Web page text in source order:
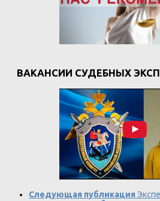
ВАКАНСИИ СУДЕБНЫХ
Следующая публикация